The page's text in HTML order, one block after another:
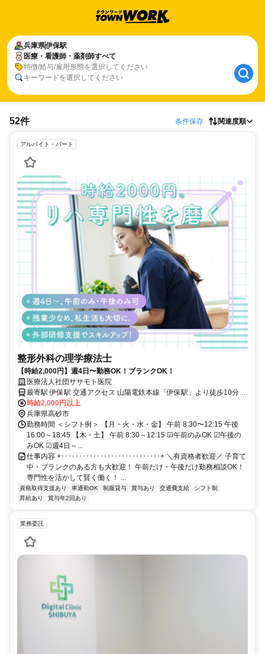
兵庫県伊保駅
医療・看護師・薬剤師すべて
特徴/給与/雇用形態を選択してください
キーワードを選択してください
52件 条件保存 関連度順
アルバイト・パート
整形外科の理学療法士
【時給2,000円】週4日〜勤務OK！ブランクOK！
医療法人社団ササモト医院
最寄駅 伊保駅 交通アクセス 山陽電鉄本線「伊保駅」より徒歩10分 ＊
車通勤OK
時給2,000円以上
兵庫県高砂市
勤務時間 ＜シフト例＞ 【月・火・水・金】 午前 8:30〜12:15 午後
16:00～18:45 【木・土】 午前 8:30～12:15 ☑午前のみOK ☑午後の
みOK ☑週4日～...
仕事内容 +････････････････････････････+ ＼有資格者歓迎／ 子育て
中・ブランクのある方も大歓迎！ 午前だけ・午後だけ勤務相談OK！
専門性を活かして賢く働く！ ...
資格取得支援あり 車通勤OK 制服貸与 賞与あり 交通費支給
シフト制
昇給あり
賞与年2回あり
業務委託